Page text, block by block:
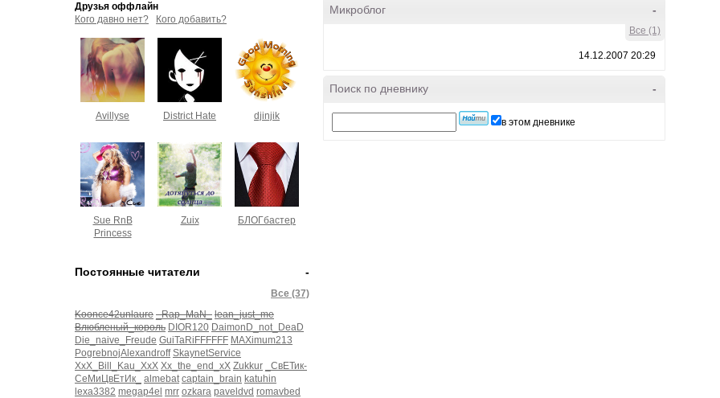
Друзья оффлайн
Кого давно нет?
Кого добавить?
Avillyse District Hate djinjik
Sue RnB
Princess
Zuix БЛОГбастер
-
Постоянные читатели
Все (37)
Koonce42unlaure _Rap_MaN_ lean_just_me
Влюбленый_король DIOR120 DaimonD_not_DeaD
Die_naive_Freude GuiTaRiFFFFFF MAXimum213
PogrebnojAlexandroff SkaynetService
XxX_Bill_Kau_XxX Xx_the_end_xX Zukkur
_СвЕТик-
СеМиЦвЕтИк_
almebat captain_brain katuhin
lexa3382 megap4el mrr ozkara paveldvd romavbed
-
Микроблог
Все (1)
14.12.2007 20:29
-
Поиск по дневнику
в этом дневнике